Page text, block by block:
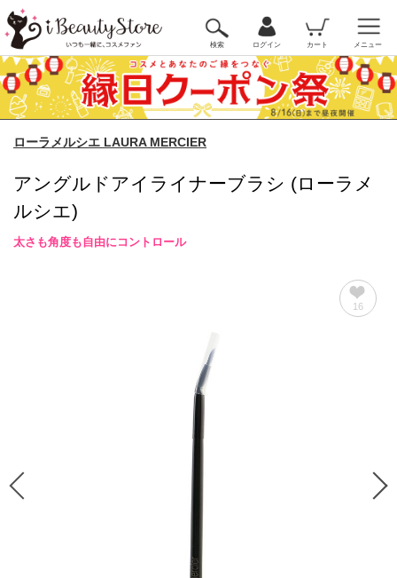
検索 ログイン カート メニュー
ローラメルシエ LAURA MERCIER
アングルドアイライナーブラシ (ローラメ
ルシエ)
太さも角度も自由にコントロール
16